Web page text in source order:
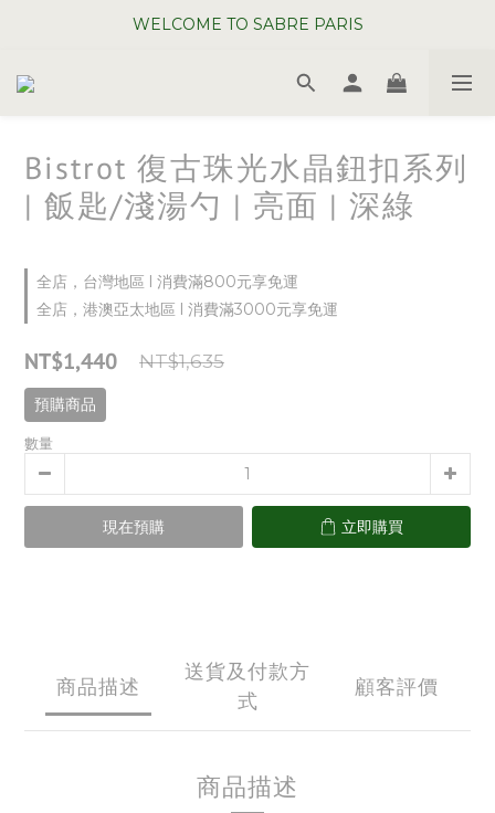
WELCOME TO SABRE PARIS
WELCOME TO SABRE PARIS
夏日年中慶全館 88 折
Bistrot 復古珠光水晶鈕扣系列
| 飯匙/淺湯勺 | 亮面 | 深綠
全店，台灣地區 l 消費滿800元享免運
全店，港澳亞太地區 l 消費滿3000元享免運
NT$1,440 NT$1,635
預購商品
數量
現在預購 立即購買
商品描述
送貨及付款方
式
顧客評價
商品描述